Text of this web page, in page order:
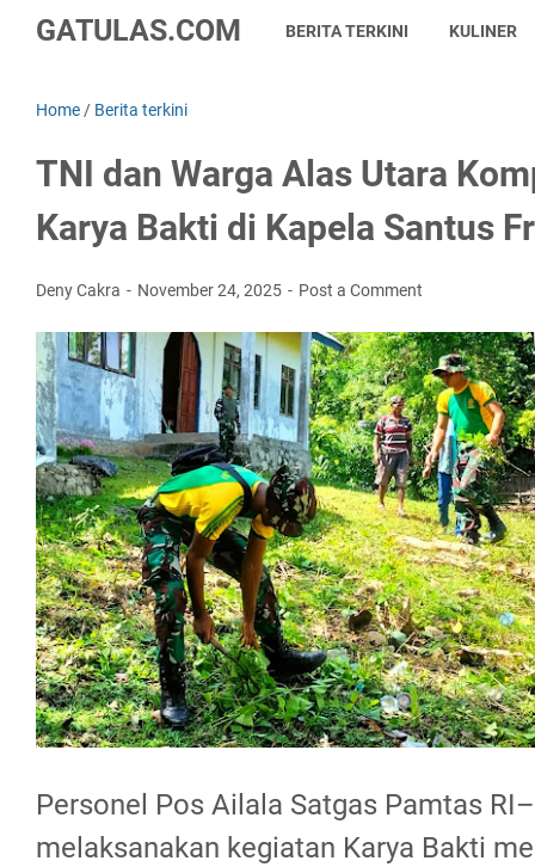
GATULAS.COM BERITA TERKINI KULINER
Home / Berita terkini
TNI dan Warga Alas Utara
Karya Bakti di Kapela Santus
Deny Cakra November 24, 2025 Post a Comment
Personel Pos Ailala Satgas Pamtas
melaksanakan kegiatan Karya Bakti